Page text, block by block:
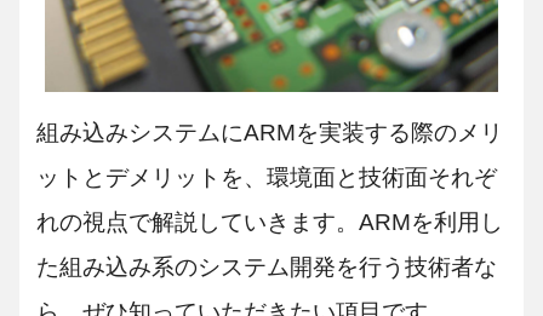
組み込みシステムにARMを実装する際のメリ
ットとデメリットを、環境面と技術面それぞ
れの視点で解説していきます。ARMを利用し
た組み込み系のシステム開発を行う技術者な